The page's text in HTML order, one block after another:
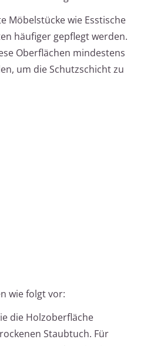
Möbelstücke wie Esstische
häufiger gepflegt werden.
Oberflächen mindestens
um die Schutzschicht zu
wie folgt vor:
die Holzoberfläche
Staubtuch. Für